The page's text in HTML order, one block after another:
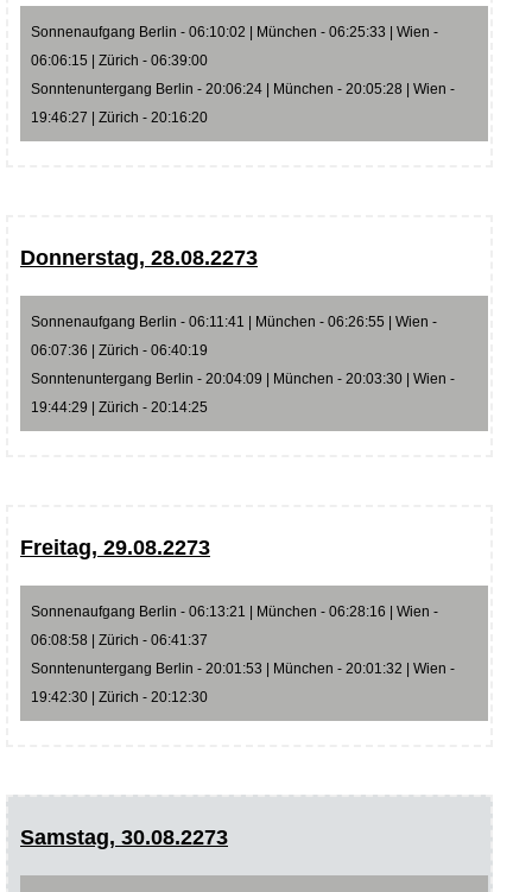
Sonnenaufgang Berlin - 06:10:02 | München - 06:25:33 | Wien -
06:06:15 | Zürich - 06:39:00
Sonntenuntergang Berlin - 20:06:24 | München - 20:05:28 | Wien -
19:46:27 | Zürich - 20:16:20
Donnerstag, 28.08.2273
Sonnenaufgang Berlin - 06:11:41 | München - 06:26:55 | Wien -
06:07:36 | Zürich - 06:40:19
Sonntenuntergang Berlin - 20:04:09 | München - 20:03:30 | Wien -
19:44:29 | Zürich - 20:14:25
Freitag, 29.08.2273
Sonnenaufgang Berlin - 06:13:21 | München - 06:28:16 | Wien -
06:08:58 | Zürich - 06:41:37
Sonntenuntergang Berlin - 20:01:53 | München - 20:01:32 | Wien -
19:42:30 | Zürich - 20:12:30
Samstag, 30.08.2273